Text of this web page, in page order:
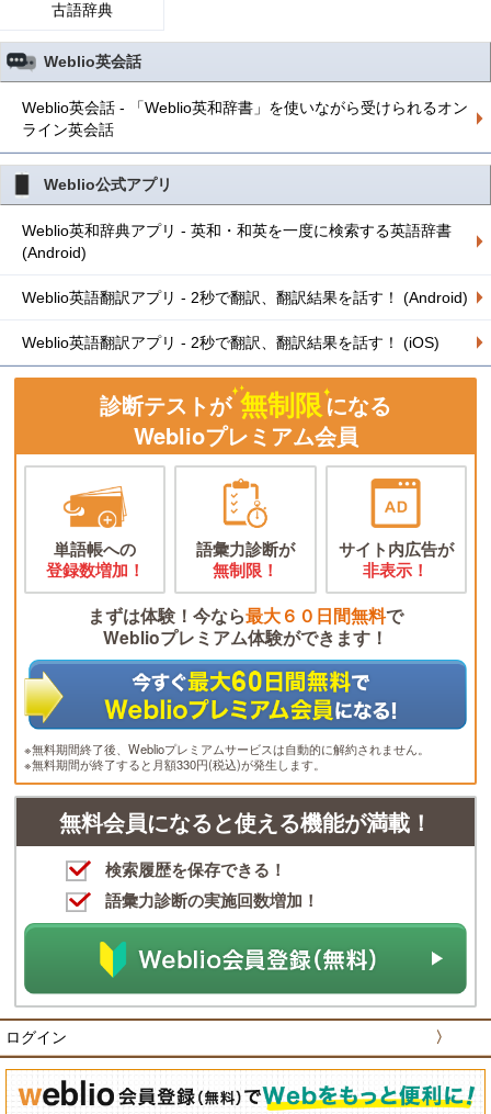
古語辞典
Weblio英会話
Weblio英会話 - 「Weblio英和辞書」を使いながら受けられるオン
ライン英会話
Weblio公式アプリ
Weblio英和辞典アプリ - 英和・和英を一度に検索する英語辞書
(Android)
Weblio英語翻訳アプリ - 2秒で翻訳、翻訳結果を話す！ (Android)
Weblio英語翻訳アプリ - 2秒で翻訳、翻訳結果を話す！ (iOS)
診断テストが 無制限になる
Weblioプレミアム会員
単語帳への
登録数増加！
語彙力診断が
無制限！
サイト内広告が
非表示！
まずは体験！今なら最大６０日間無料で
Weblioプレミアム体験ができます！
※無料期間終了後、Weblioプレミアムサービスは自動的に解約されません。
※無料期間が終了すると月額330円(税込)が発生します。
無料会員になると使える機能が満載！
検索履歴を保存できる！
語彙力診断の実施回数増加！
ログイン 〉